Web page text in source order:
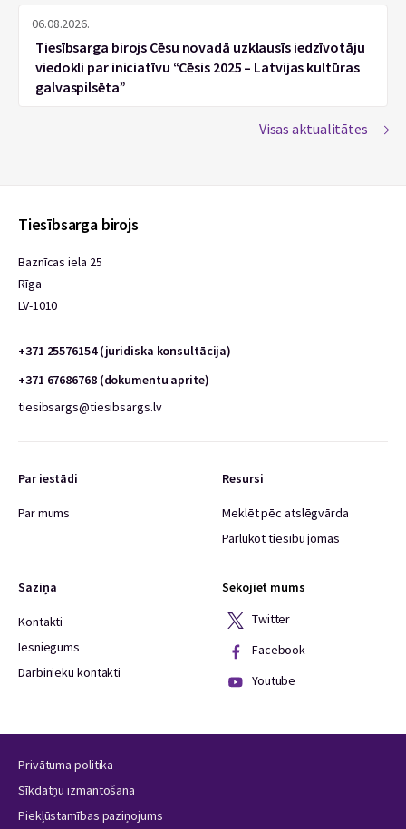
06.08.2026.
Tiesībsarga birojs Cēsu novadā uzklausīs iedzīvotāju
viedokli par iniciatīvu “Cēsis 2025 – Latvijas kultūras
galvaspilsēta”
Visas aktualitātes
Tiesībsarga birojs
Baznīcas iela 25
Rīga
LV-1010
+371 25576154 (juridiska konsultācija)
+371 67686768 (dokumentu aprite)
tiesibsargs@tiesibsargs.lv
Par iestādi
Par mums
Resursi
Meklēt pēc atslēgvārda
Pārlūkot tiesību jomas
Saziņa
Kontakti
Iesniegums
Darbinieku kontakti
Sekojiet mums
Twitter
Facebook
Youtube
Privātuma politika
Sīkdatņu izmantošana
Piekļūstamības paziņojums